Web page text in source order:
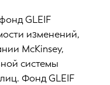
GLEIF
изменений,
McKinsey,
системы
Фонд GLEIF